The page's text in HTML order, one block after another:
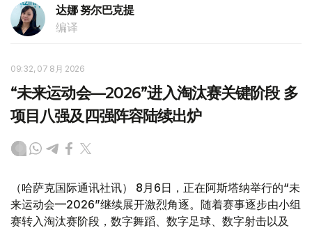
达娜 努尔巴克提
编译
09:32, 07 8月 2026
“未来运动会—2026”进入淘汰赛关键阶段 多
项目八强及四强阵容陆续出炉
（哈萨克国际通讯社讯） 8月6日，正在阿斯塔纳举行的“未
来运动会—2026”继续展开激烈角逐。随着赛事逐步由小组
赛转入淘汰赛阶段，数字舞蹈、数字足球、数字射击以及